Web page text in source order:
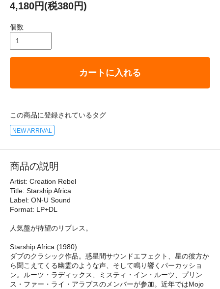
4,180円(税380円)
個数
カートに入れる
この商品に登録されているタグ
NEW ARRIVAL
商品の説明
Artist: Creation Rebel
Title: Starship Africa
Label: ON-U Sound
Format: LP+DL
人気盤が待望のリプレス。
Starship Africa (1980)
ダブのクラシック作品。惑星間サウンドエフェクト、星の彼方か
ら聞こえてくる幽霊のような声、そして鳴り響くパーカッショ
ン。ルーツ・ラディックス、ミスティ・イン・ルーツ、プリン
ス・ファー・ライ・アラブスのメンバーが参加。近年ではMojo